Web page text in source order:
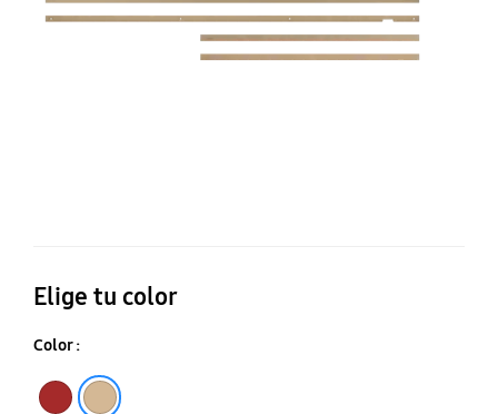
Elige tu color
Color :